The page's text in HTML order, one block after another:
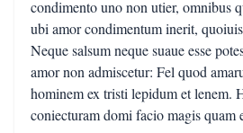
condimento uno non utier, omnibus
ubi amor condimentum inerit,
Neque salsum neque suaue esse
amor non admiscetur: Fel quod
hominem ex tristi lepidum et lenem.
coniecturam domi facio magis quam